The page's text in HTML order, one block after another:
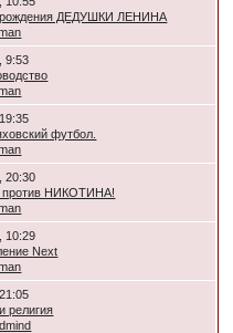
рождения ДЕДУШКИ ЛЕНИНА
9:53
футбол.
20:30
против НИКОТИНА!
10:29
Next
религия